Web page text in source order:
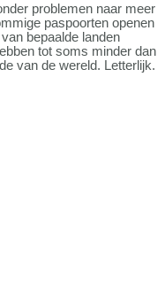
problemen naar meer
paspoorten openen
bepaalde landen
tot soms minder dan
van de wereld. Letterlijk.